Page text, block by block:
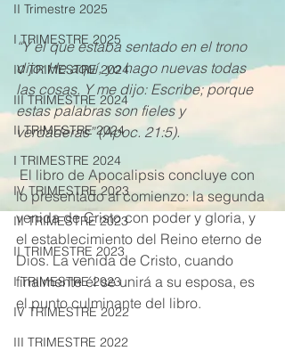
II Trimestre 2025
I TRIMESTRE 2025
IV TRIMESTRE 2024
III TRIMESTRE 2024
II TRIMESTRE 2024
I TRIMESTRE 2024
IV TRIMESTRE 2023
III TRIMESTRE 2023
II TRIMESTRE 2023
I TRIMESTRE 2023
IV TRIMESTRE 2022
III TRIMESTRE 2022
“Y el que estaba sentado en el trono
dijo: He aquí, yo hago nuevas todas
las cosas. Y me dijo: Escribe; porque
estas palabras son fieles y
verdaderas” (Apoc. 21:5).
El libro de Apocalipsis concluye con
lo presentado al comienzo: la segunda
venida de Cristo con poder y gloria, y
el establecimiento del Reino eterno de
Dios. La venida de Cristo, cuando
finalmente él se unirá a su esposa, es
el punto culminante del libro.